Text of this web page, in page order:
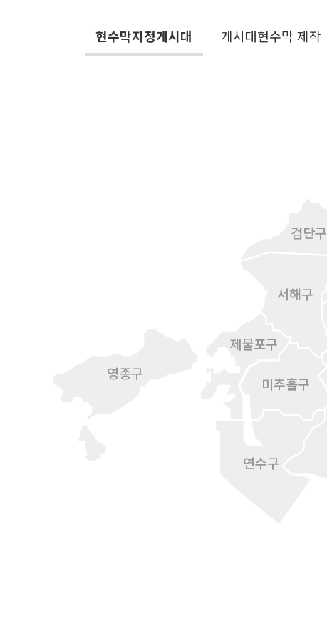
현수막지정게시대 게시대현수막 제작
제물포구
미추홀구
연수구
영종구
검단구
서해구